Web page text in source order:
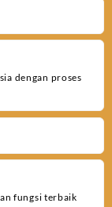
dengan proses
fungsi terbaik